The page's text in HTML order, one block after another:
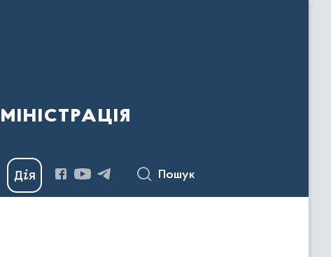
Пошук